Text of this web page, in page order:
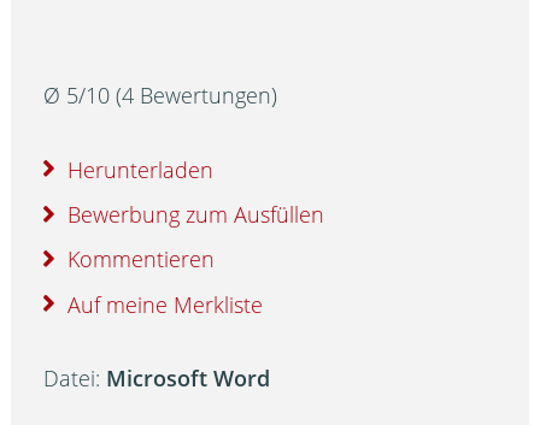
Ø 5/10 (4 Bewertungen)
Herunterladen
Bewerbung zum Ausfüllen
Kommentieren
Auf meine Merkliste
Datei: Microsoft Word